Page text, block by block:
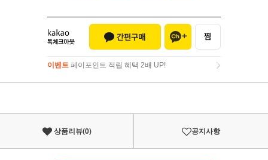
이벤트 페이포인트 적립 혜택 2배 UP!
이벤트페이포인트 적립 혜택 2배 UP!
상품리뷰(0) 공지사항